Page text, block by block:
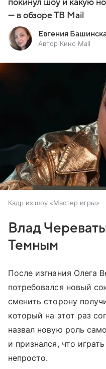
покинул шоу и какую
— в обзоре ТВ Mail
Евгения
Автор Кино Mail
Кадр из шоу «Мастер игры»
Влад
Темным
После изгнания Олега
потребовался новый
сменить сторону
который на этот раз
назвал новую роль
и признался, что
непросто.